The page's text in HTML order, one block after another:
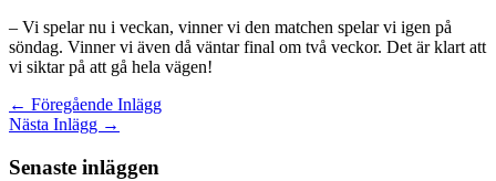
– Vi spelar nu i veckan, vinner vi den matchen spelar vi igen på
söndag. Vinner vi även då väntar final om två veckor. Det är klart att
vi siktar på att gå hela vägen!
← Föregående Inlägg
Nästa Inlägg →
Senaste inläggen